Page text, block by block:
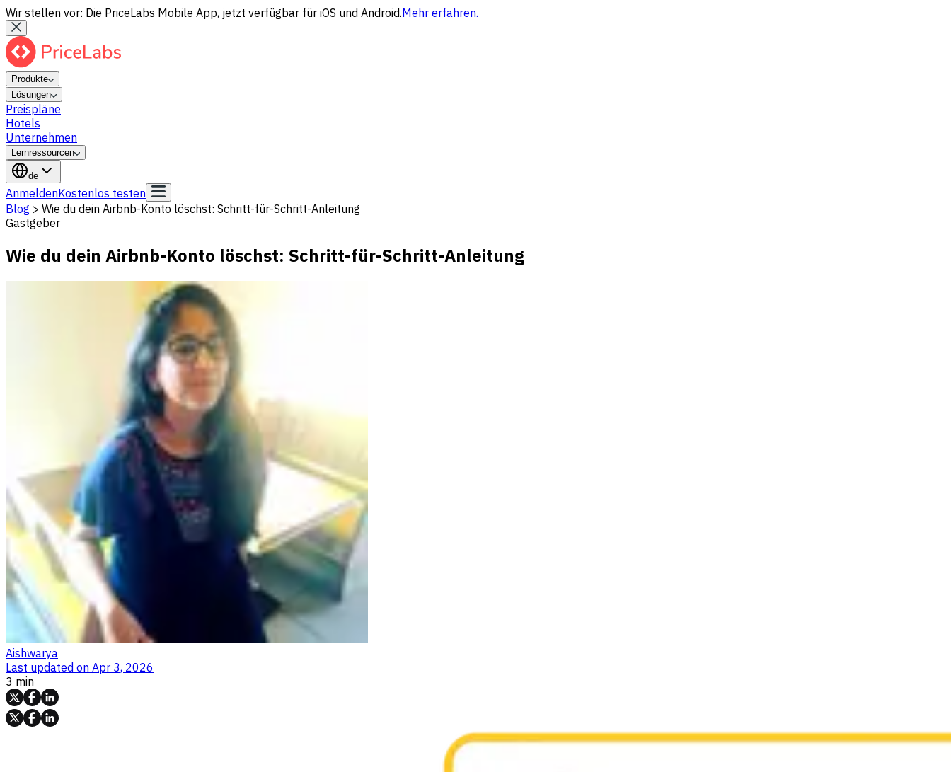
Wir stellen vor: Die PriceLabs Mobile App, jetzt verfügbar für iOS und Android.Mehr erfahren.
Produkte
Lösungen
Preispläne
Hotels
Unternehmen
Lernressourcen
de
AnmeldenKostenlos testen
Blog > Wie du dein Airbnb-Konto löschst: Schritt-für-Schritt-Anleitung
Gastgeber
Wie du dein Airbnb-Konto löschst: Schritt-für-Schritt-Anleitung
Aishwarya
Last updated on Apr 3, 2026
3 min